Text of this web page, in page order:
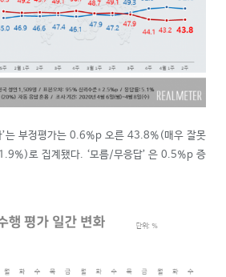
’는 부정평가는 0.6%p 오른 43.8%(매우 잘못
로 집계됐다. ‘모름/무응답’ 은 0.5%p 증